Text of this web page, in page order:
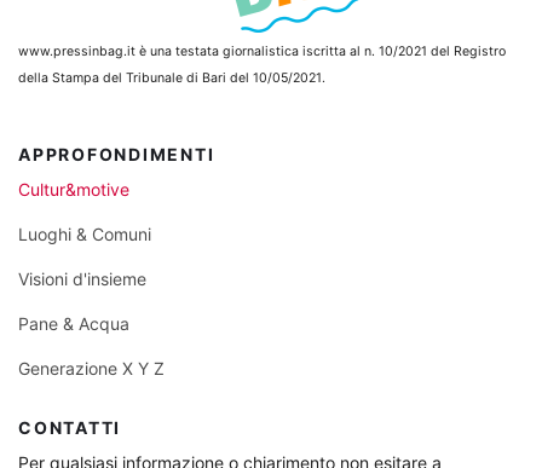
www.pressinbag.it è una testata giornalistica iscritta al n. 10/2021 del Registro
della Stampa del Tribunale di Bari del 10/05/2021.
APPROFONDIMENTI
Cultur&motive
Luoghi & Comuni
Visioni d'insieme
Pane & Acqua
Generazione X Y Z
CONTATTI
Per qualsiasi informazione o chiarimento non esitare a